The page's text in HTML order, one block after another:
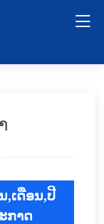
,ເດືອນ,ປີ
ກາດ